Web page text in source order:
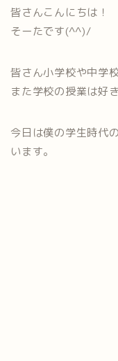
皆さんこんにちは！
そーたです(^^)/
皆さん小学校や中学
また学校の授業は好
今日は僕の学生時代
います。